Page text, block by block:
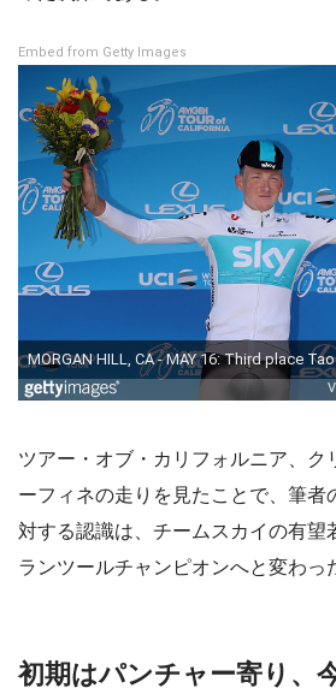
Embed from Getty Images
ツアー・オブ・カリフォルニア、ク
ーフィネの走りを見たことで、筆者
対する認識は、チームスカイの有望
ランツールチャンピオンへと変わっ
初期はパンチャー寄り、